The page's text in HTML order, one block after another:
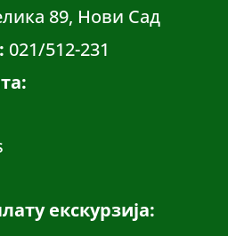
89, Нови Сад
021/512-231
екскурзија: